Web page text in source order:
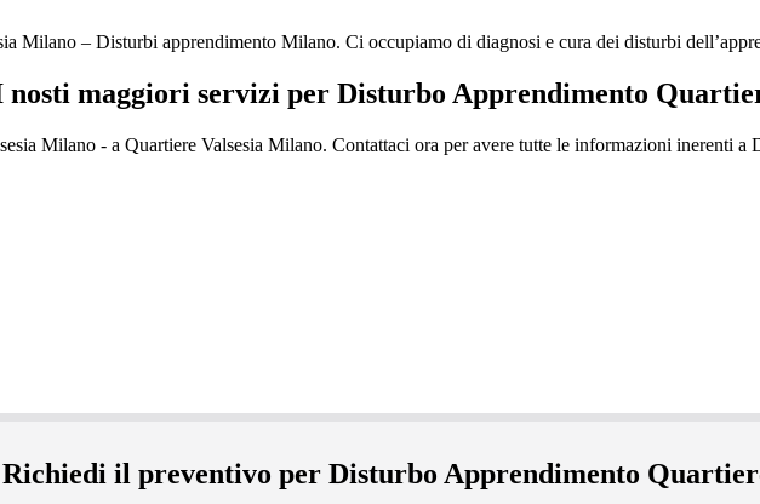
Milano – Disturbi apprendimento Milano. Ci occupiamo di diagnosi e cura dei disturbi
nosti maggiori servizi per Disturbo Apprendimento
Richiedi il preventivo per Disturbo Apprendimento